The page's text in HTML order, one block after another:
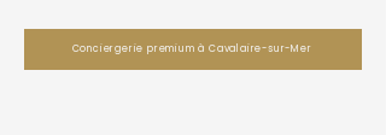
Conciergerie premium à Cavalaire-sur-Mer